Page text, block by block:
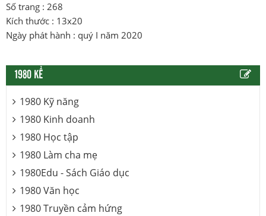
Số trang : 268
Kích thước : 13x20
Ngày phát hành : quý I năm 2020
1980 KỂ
1980 Kỹ năng
1980 Kinh doanh
1980 Học tập
1980 Làm cha mẹ
1980Edu - Sách Giáo dục
1980 Văn học
1980 Truyền cảm hứng